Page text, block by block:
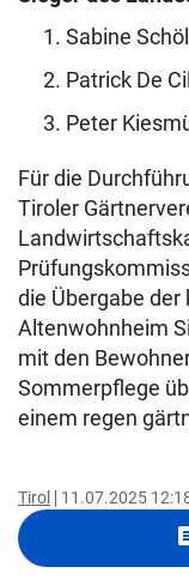
Sabine
Patrick De
Peter
Für die
Tiroler
die Übergabe
Altenwohnheim
mit den
Sommerpflege
einem regen
Tirol 11.07.2025